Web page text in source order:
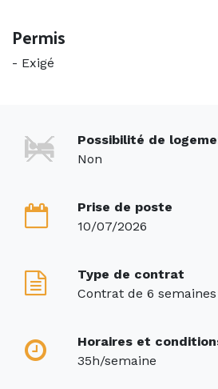
Permis
- Exigé
Possibilité de
Non
Prise de poste
10/07/2026
Type de contrat
Contrat de 6 semaines
Horaires et
35h/semaine